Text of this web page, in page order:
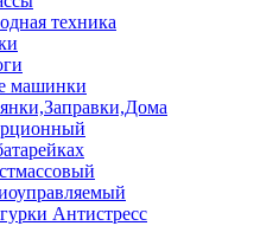
техника
машинки
Антистресс